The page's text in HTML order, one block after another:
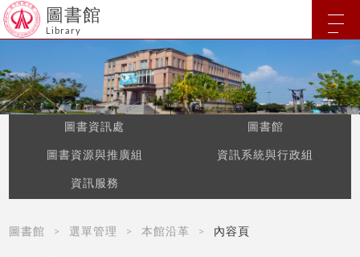
圖書館
Library
圖書資訊處 圖書館
圖書資源與推廣組 資訊系統與行政組
資訊服務
圖書館 選單管理 本館沿革 內容頁